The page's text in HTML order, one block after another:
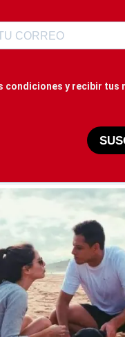
condiciones y recibir tus